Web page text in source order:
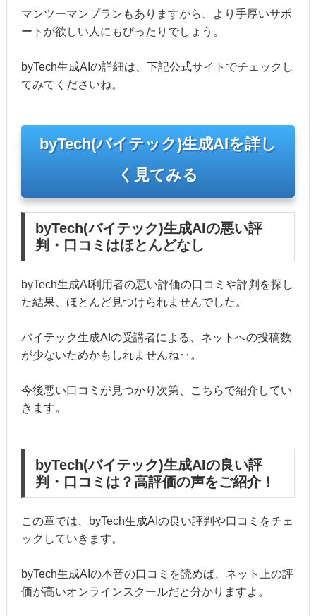
マンツーマンプランもありますから、より手厚いサポ
ートが欲しい人にもぴったりでしょう。
byTech生成AIの詳細は、下記公式サイトでチェックし
てみてくださいね。
byTech(バイテック)生成AIを詳し
く見てみる
byTech(バイテック)生成AIの悪い評
判・口コミはほとんどなし
byTech生成AI利用者の悪い評価の口コミや評判を探し
た結果、ほとんど見つけられませんでした。
バイテック生成AIの受講者による、ネットへの投稿数
が少ないためかもしれませんね‥。
今後悪い口コミが見つかり次第、こちらで紹介してい
きます。
byTech(バイテック)生成AIの良い評
判・口コミは？高評価の声をご紹介！
この章では、byTech生成AIの良い評判や口コミをチェ
ックしていきます。
byTech生成AIの本音の口コミを読めば、ネット上の評
価が高いオンラインスクールだと分かりますよ。